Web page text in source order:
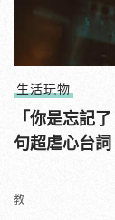
生活玩物
「你是忘記
句超虐心台詞
教